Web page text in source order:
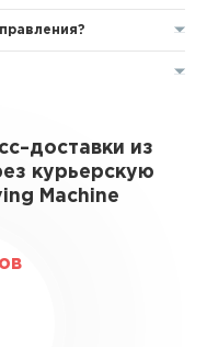
из
курьерскую
Machine